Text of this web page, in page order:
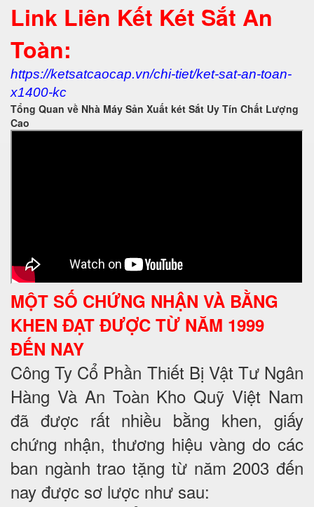
Link Liên Kết Két Sắt An
Toàn:
https://ketsatcaocap.vn/chi-tiet/ket-sat-an-toan-
x1400-kc
Tổng Quan về Nhà Máy Sản Xuất két Sắt Uy Tín Chất Lượng
Cao
MỘT SỐ CHỨNG NHẬN VÀ BẰNG
KHEN ĐẠT ĐƯỢC TỪ NĂM 1999
ĐẾN NAY
Công Ty Cổ Phần Thiết Bị Vật Tư Ngân
Hàng Và An Toàn Kho Quỹ Việt Nam
đã được rất nhiều bằng khen, giấy
chứng nhận, thương hiệu vàng do các
ban ngành trao tặng từ năm 2003 đến
nay được sơ lược như sau: